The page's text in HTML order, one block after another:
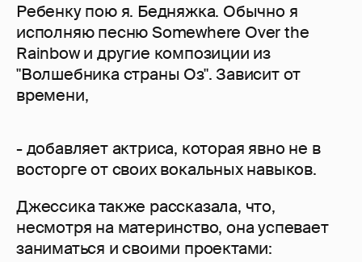
Ребенку пою я. Бедняжка. Обычно я
исполняю песню Somewhere Over the
Rainbow и другие композиции из
"Волшебника страны Оз". Зависит от
времени,
- добавляет актриса, которая явно не в
восторге от своих вокальных навыков.
Джессика также рассказала, что,
несмотря на материнство, она успевает
заниматься и своими проектами: